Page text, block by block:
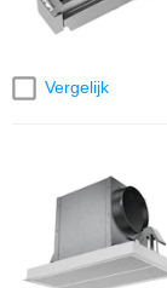
Vergelijk